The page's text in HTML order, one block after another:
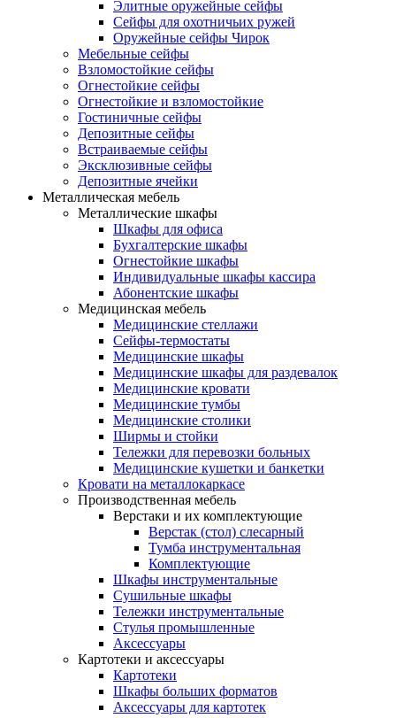
Элитные оружейные сейфы
Сейфы для охотничьих ружей
Оружейные сейфы Чирок
Мебельные сейфы
Взломостойкие сейфы
Огнестойкие сейфы
Огнестойкие и взломостойкие
Гостиничные сейфы
Депозитные сейфы
Встраиваемые сейфы
Эксклюзивные сейфы
Депозитные ячейки
Металлическая мебель
Металлические шкафы
Шкафы для офиса
Бухгалтерские шкафы
Огнестойкие шкафы
Индивидуальные шкафы кассира
Абонентские шкафы
Медицинская мебель
Медицинские стеллажи
Сейфы-термостаты
Медицинские шкафы
Медицинские шкафы для раздевалок
Медицинские кровати
Медицинские тумбы
Медицинские столики
Ширмы и стойки
Тележки для перевозки больных
Медицинские кушетки и банкетки
Кровати на металлокаркасе
Производственная мебель
Верстаки и их комплектующие
Верстак (стол) слесарный
Тумба инструментальная
Комплектующие
Шкафы инструментальные
Сушильные шкафы
Тележки инструментальные
Стулья промышленные
Аксессуары
Картотеки и аксессуары
Картотеки
Шкафы больших форматов
Аксессуары для картотек